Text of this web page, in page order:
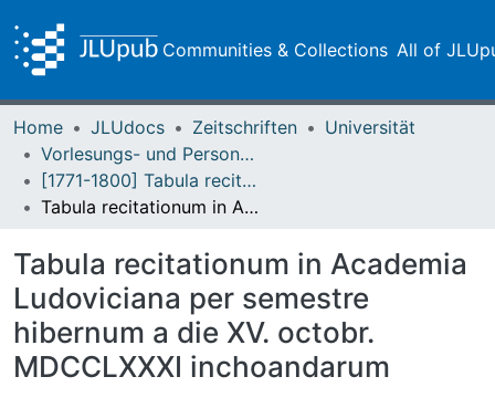
Communities & Collections All of
Home JLUdocs Zeitschriften
Universität
Vorlesungs- und Personalverzeichnis / Justus-Liebig-Universität Gießen
[1771-1800] Tabula recitationum / Academia Ludoviciana
Tabula recitationum in Academia Ludoviciana per semestre hibernum a die XV. octobr. MDCCLXXXI inchoandarum
Tabula recitationum in Academia
Ludoviciana per semestre
hibernum a die XV. octobr.
MDCCLXXXI inchoandarum